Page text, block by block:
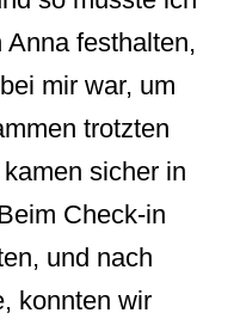
festhalten,
mir war, um
trotzten
sicher in
Check-in
und nach
konnten wir